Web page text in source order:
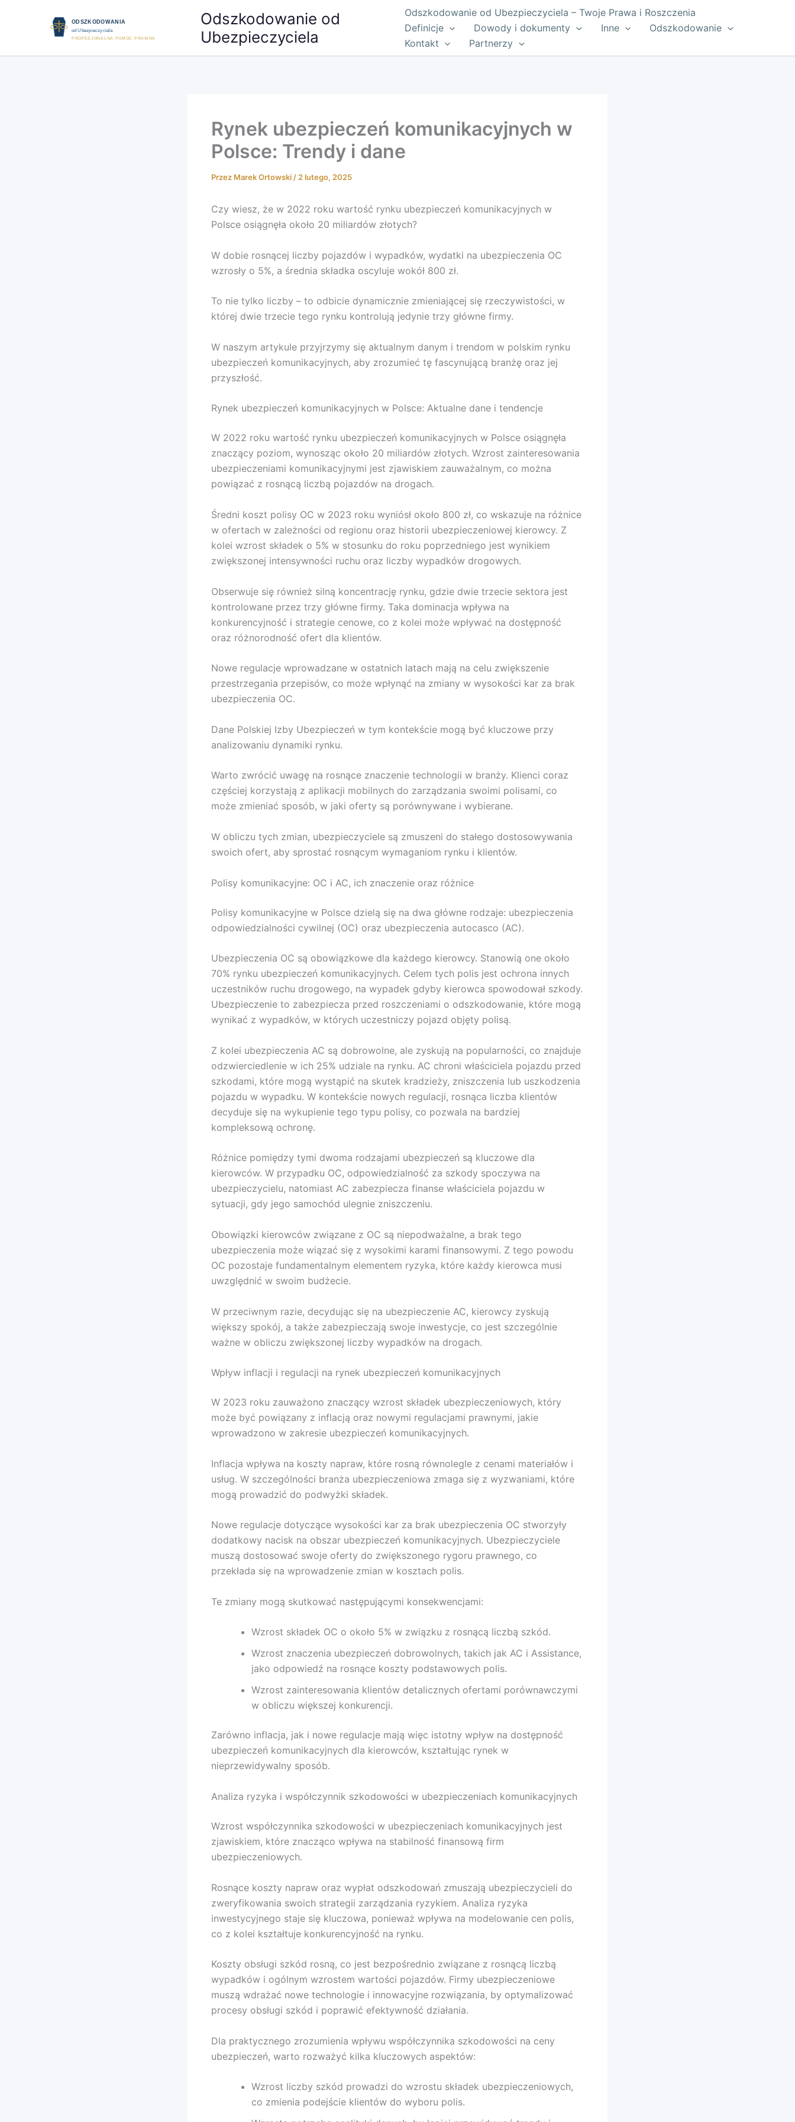
Odszkodowanie od
Ubezpieczyciela
Odszkodowanie od Ubezpieczyciela – Twoje Prawa i Roszczenia
Definicje
Dowody i dokumenty Inne
Odszkodowanie
Kontakt
Partnerzy
Rynek ubezpieczeń komunikacyjnych w
Polsce: Trendy i dane
Przez Marek Ortowski / 2 lutego, 2025
Czy wiesz, że w 2022 roku wartość rynku ubezpieczeń komunikacyjnych w
Polsce osiągnęła około 20 miliardów złotych?
W dobie rosnącej liczby pojazdów i wypadków, wydatki na ubezpieczenia OC
wzrosły o 5%, a średnia składka oscyluje wokół 800 zł.
To nie tylko liczby – to odbicie dynamicznie zmieniającej się rzeczywistości, w
której dwie trzecie tego rynku kontrolują jedynie trzy główne firmy.
W naszym artykule przyjrzymy się aktualnym danym i trendom w polskim rynku
ubezpieczeń komunikacyjnych, aby zrozumieć tę fascynującą branżę oraz jej
przyszłość.
Rynek ubezpieczeń komunikacyjnych w Polsce: Aktualne dane i tendencje
W 2022 roku wartość rynku ubezpieczeń komunikacyjnych w Polsce osiągnęła
znaczący poziom, wynosząc około 20 miliardów złotych. Wzrost zainteresowania
ubezpieczeniami komunikacyjnymi jest zjawiskiem zauważalnym, co można
powiązać z rosnącą liczbą pojazdów na drogach.
Średni koszt polisy OC w 2023 roku wyniósł około 800 zł, co wskazuje na różnice
w ofertach w zależności od regionu oraz historii ubezpieczeniowej kierowcy. Z
kolei wzrost składek o 5% w stosunku do roku poprzedniego jest wynikiem
zwiększonej intensywności ruchu oraz liczby wypadków drogowych.
Obserwuje się również silną koncentrację rynku, gdzie dwie trzecie sektora jest
kontrolowane przez trzy główne firmy. Taka dominacja wpływa na
konkurencyjność i strategie cenowe, co z kolei może wpływać na dostępność
oraz różnorodność ofert dla klientów.
Nowe regulacje wprowadzane w ostatnich latach mają na celu zwiększenie
przestrzegania przepisów, co może wpłynąć na zmiany w wysokości kar za brak
ubezpieczenia OC.
Dane Polskiej Izby Ubezpieczeń w tym kontekście mogą być kluczowe przy
analizowaniu dynamiki rynku.
Warto zwrócić uwagę na rosnące znaczenie technologii w branży. Klienci coraz
częściej korzystają z aplikacji mobilnych do zarządzania swoimi polisami, co
może zmieniać sposób, w jaki oferty są porównywane i wybierane.
W obliczu tych zmian, ubezpieczyciele są zmuszeni do stałego dostosowywania
swoich ofert, aby sprostać rosnącym wymaganiom rynku i klientów.
Polisy komunikacyjne: OC i AC, ich znaczenie oraz różnice
Polisy komunikacyjne w Polsce dzielą się na dwa główne rodzaje: ubezpieczenia
odpowiedzialności cywilnej (OC) oraz ubezpieczenia autocasco (AC).
Ubezpieczenia OC są obowiązkowe dla każdego kierowcy. Stanowią one około
70% rynku ubezpieczeń komunikacyjnych. Celem tych polis jest ochrona innych
uczestników ruchu drogowego, na wypadek gdyby kierowca spowodował szkody.
Ubezpieczenie to zabezpiecza przed roszczeniami o odszkodowanie, które mogą
wynikać z wypadków, w których uczestniczy pojazd objęty polisą.
Z kolei ubezpieczenia AC są dobrowolne, ale zyskują na popularności, co znajduje
odzwierciedlenie w ich 25% udziale na rynku. AC chroni właściciela pojazdu przed
szkodami, które mogą wystąpić na skutek kradzieży, zniszczenia lub uszkodzenia
pojazdu w wypadku. W kontekście nowych regulacji, rosnąca liczba klientów
decyduje się na wykupienie tego typu polisy, co pozwala na bardziej
kompleksową ochronę.
Różnice pomiędzy tymi dwoma rodzajami ubezpieczeń są kluczowe dla
kierowców. W przypadku OC, odpowiedzialność za szkody spoczywa na
ubezpieczycielu, natomiast AC zabezpiecza finanse właściciela pojazdu w
sytuacji, gdy jego samochód ulegnie zniszczeniu.
Obowiązki kierowców związane z OC są niepodważalne, a brak tego
ubezpieczenia może wiązać się z wysokimi karami finansowymi. Z tego powodu
OC pozostaje fundamentalnym elementem ryzyka, które każdy kierowca musi
uwzględnić w swoim budżecie.
W przeciwnym razie, decydując się na ubezpieczenie AC, kierowcy zyskują
większy spokój, a także zabezpieczają swoje inwestycje, co jest szczególnie
ważne w obliczu zwiększonej liczby wypadków na drogach.
Wpływ inflacji i regulacji na rynek ubezpieczeń komunikacyjnych
W 2023 roku zauważono znaczący wzrost składek ubezpieczeniowych, który
może być powiązany z inflacją oraz nowymi regulacjami prawnymi, jakie
wprowadzono w zakresie ubezpieczeń komunikacyjnych.
Inflacja wpływa na koszty napraw, które rosną równolegle z cenami materiałów i
usług. W szczególności branża ubezpieczeniowa zmaga się z wyzwaniami, które
mogą prowadzić do podwyżki składek.
Nowe regulacje dotyczące wysokości kar za brak ubezpieczenia OC stworzyły
dodatkowy nacisk na obszar ubezpieczeń komunikacyjnych. Ubezpieczyciele
muszą dostosować swoje oferty do zwiększonego rygoru prawnego, co
przekłada się na wprowadzenie zmian w kosztach polis.
Te zmiany mogą skutkować następującymi konsekwencjami:
Wzrost składek OC o około 5% w związku z rosnącą liczbą szkód.
Wzrost znaczenia ubezpieczeń dobrowolnych, takich jak AC i Assistance,
jako odpowiedź na rosnące koszty podstawowych polis.
Wzrost zainteresowania klientów detalicznych ofertami porównawczymi
w obliczu większej konkurencji.
Zarówno inflacja, jak i nowe regulacje mają więc istotny wpływ na dostępność
ubezpieczeń komunikacyjnych dla kierowców, kształtując rynek w
nieprzewidywalny sposób.
Analiza ryzyka i współczynnik szkodowości w ubezpieczeniach komunikacyjnych
Wzrost współczynnika szkodowości w ubezpieczeniach komunikacyjnych jest
zjawiskiem, które znacząco wpływa na stabilność finansową firm
ubezpieczeniowych.
Rosnące koszty napraw oraz wypłat odszkodowań zmuszają ubezpieczycieli do
zweryfikowania swoich strategii zarządzania ryzykiem. Analiza ryzyka
inwestycyjnego staje się kluczowa, ponieważ wpływa na modelowanie cen polis,
co z kolei kształtuje konkurencyjność na rynku.
Koszty obsługi szkód rosną, co jest bezpośrednio związane z rosnącą liczbą
wypadków i ogólnym wzrostem wartości pojazdów. Firmy ubezpieczeniowe
muszą wdrażać nowe technologie i innowacyjne rozwiązania, by optymalizować
procesy obsługi szkód i poprawić efektywność działania.
Dla praktycznego zrozumienia wpływu współczynnika szkodowości na ceny
ubezpieczeń, warto rozważyć kilka kluczowych aspektów:
Wzrost liczby szkód prowadzi do wzrostu składek ubezpieczeniowych,
co zmienia podejście klientów do wyboru polis.